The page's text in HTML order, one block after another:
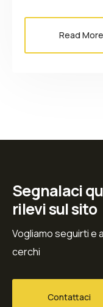
Read More
Segnalaci
rilevi sul sito
Vogliamo seguirti e
cerchi
Contattaci